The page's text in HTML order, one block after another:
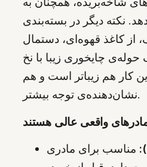
نکته دیگر در بسته‌بندی
از کاغذ قهوه‌ای، دستمال
حوله‌ی چایخوری زیبا با نخ
کار هم زیباتر است و هم
نشان‌دهنده‌ی توجه بیشتر.
واقعی عالی هستند
مناسب برای مادری